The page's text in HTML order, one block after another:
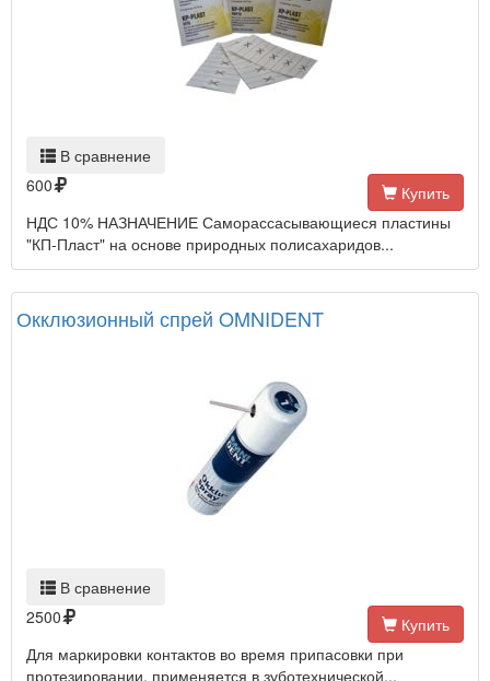
В сравнение
600
Купить
НДС 10% НАЗНАЧЕНИЕ Саморассасывающиеся пластины
"КП-Пласт" на основе природных полисахаридов...
Окклюзионный спрей OMNIDENT
В сравнение
2500
Купить
Для маркировки контактов во время припасовки при
протезировании, применяется в зуботехнической...